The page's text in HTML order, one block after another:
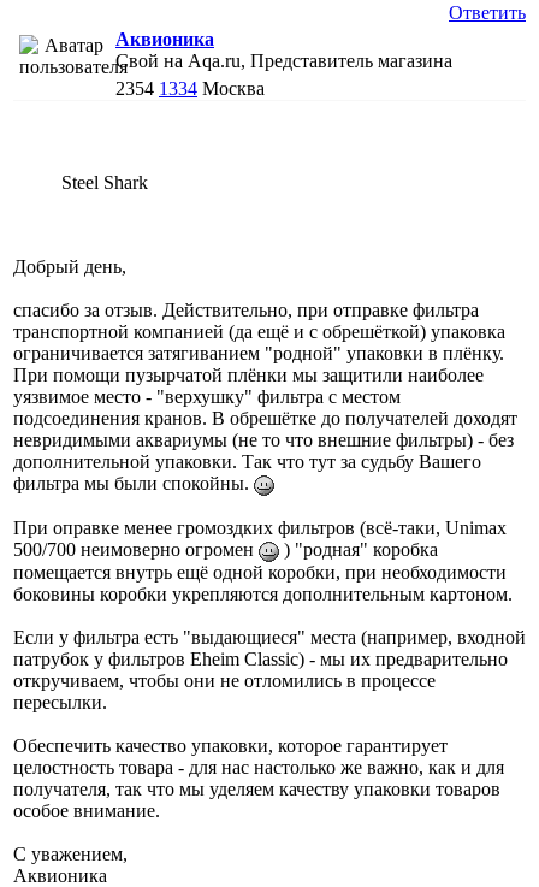
Ответить
Аквионика
Свой на Aqa.ru, Представитель магазина
2354 1334 Москва
Steel Shark
Добрый день,
спасибо за отзыв. Действительно, при отправке фильтра
транспортной компанией (да ещё и с обрешёткой) упаковка
ограничивается затягиванием "родной" упаковки в плёнку.
При помощи пузырчатой плёнки мы защитили наиболее
уязвимое место - "верхушку" фильтра с местом
подсоединения кранов. В обрешётке до получателей доходят
невридимыми аквариумы (не то что внешние фильтры) - без
дополнительной упаковки. Так что тут за судьбу Вашего
фильтра мы были спокойны.
При оправке менее громоздких фильтров (всё-таки, Unimax
500/700 неимоверно огромен
) "родная" коробка
помещается внутрь ещё одной коробки, при необходимости
боковины коробки укрепляются дополнительным картоном.
Если у фильтра есть "выдающиеся" места (например, входной
патрубок у фильтров Eheim Classic) - мы их предварительно
откручиваем, чтобы они не отломились в процессе
пересылки.
Обеспечить качество упаковки, которое гарантирует
целостность товара - для нас настолько же важно, как и для
получателя, так что мы уделяем качеству упаковки товаров
особое внимание.
С уважением,
Аквионика